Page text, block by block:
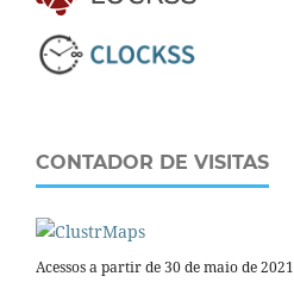
CONTADOR DE VISITAS
Acessos a partir de 30 de maio de 2021